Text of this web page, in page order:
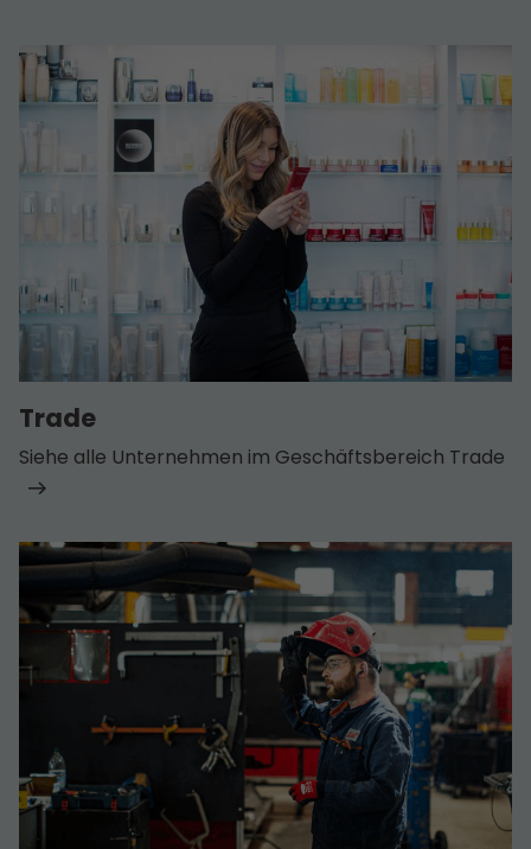
Trade
Siehe alle Unternehmen im Geschäfts­bereich Trade